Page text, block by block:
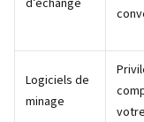
Logiciels de
minage